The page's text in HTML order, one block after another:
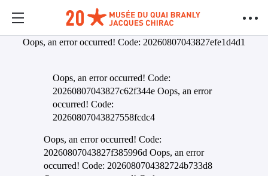
Oops, an error occurred! Code: 20260807043827efe1d4d1
Oops, an error occurred! Code:
20260807043827c62f344e Oops, an error
occurred! Code:
20260807043827558fcdc4
Oops, an error occurred! Code:
20260807043827f385996d Oops, an error
occurred! Code: 2026080704382724b733d8